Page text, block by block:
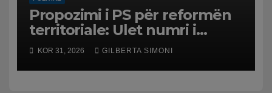
Propozimi i PS për reformën
territoriale: Ulet numri i
bashkive nga 61 në 46
KOR 31, 2026 GILBERTA SIMONI